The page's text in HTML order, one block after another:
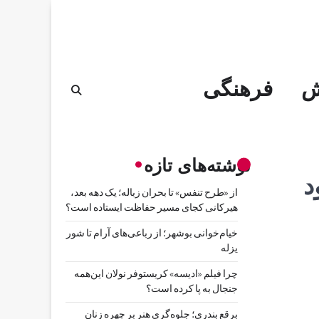
فرهنگی
نوشته‌های تازه
از «طرح تنفس» تا بحران زباله؛ یک دهه بعد،
هیرکانی کجای مسیر حفاظت ایستاده است؟
خیام‌خوانی بوشهر؛ از رباعی‌های آرام تا شور
یزله
چرا فیلم «ادیسه» کریستوفر نولان این‌همه
جنجال به پا کرده است؟
برقع بندری؛ جلوه‌گری هنر بر چهره زنان